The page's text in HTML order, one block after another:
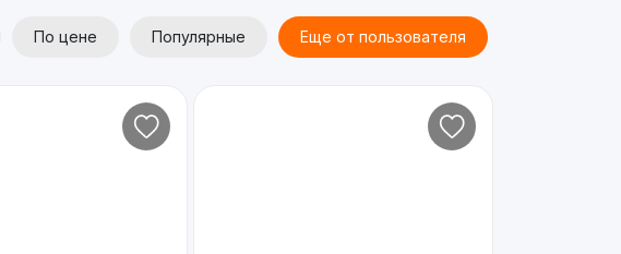
По цене Популярные Еще от пользователя